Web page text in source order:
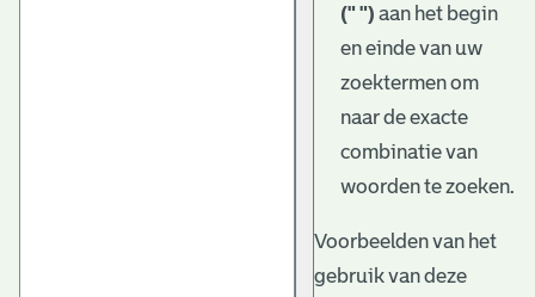
(" ") aan het begin
en einde van uw
zoektermen om
naar de exacte
combinatie van
woorden te zoeken.
Voorbeelden van het
gebruik van deze